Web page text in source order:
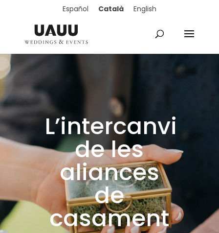
Español Català English
L’intercanvi
de les
aliances
de
casament